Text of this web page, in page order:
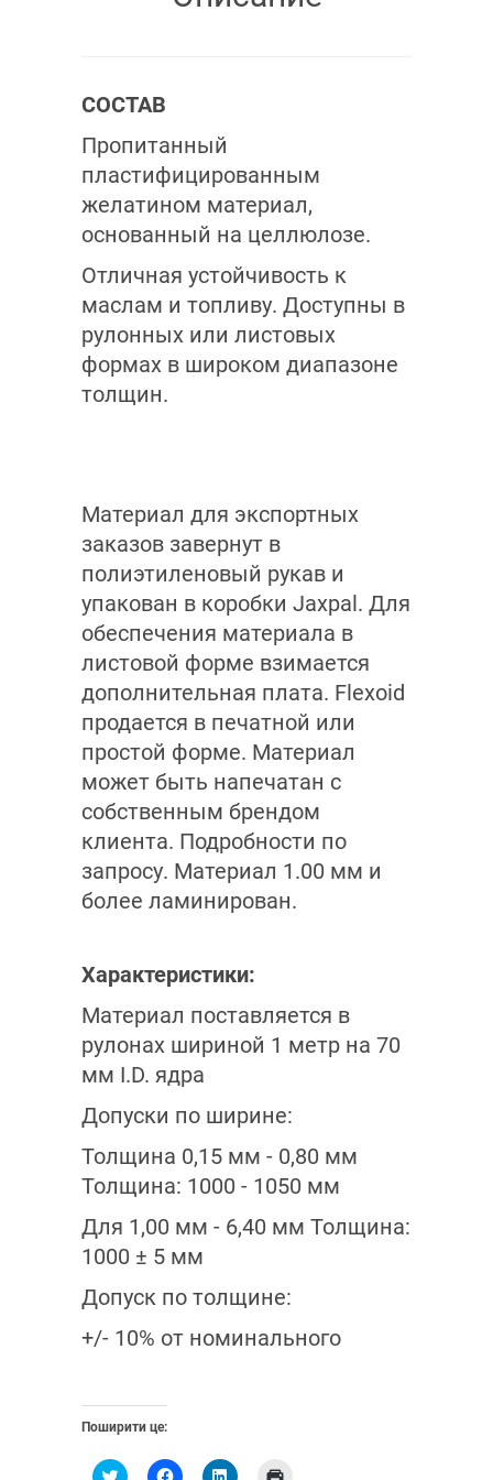
СОСТАВ
Пропитанный
пластифицированным
желатином материал,
основанный на целлюлозе.
Отличная устойчивость к
маслам и топливу. Доступны в
рулонных или листовых
формах в широком диапазоне
толщин.
Материал для экспортных
заказов завернут в
полиэтиленовый рукав и
упакован в коробки Jaxpal. Для
обеспечения материала в
листовой форме взимается
дополнительная плата. Flexoid
продается в печатной или
простой форме. Материал
может быть напечатан с
собственным брендом
клиента. Подробности по
запросу. Материал 1.00 мм и
более ламинирован.
Характеристики:
Материал поставляется в
рулонах шириной 1 метр на 70
мм I.D. ядра
Допуски по ширине:
Толщина 0,15 мм - 0,80 мм
Толщина: 1000 - 1050 мм
Для 1,00 мм - 6,40 мм Толщина:
1000 ± 5 мм
Допуск по толщине:
+/- 10% от номинального
Поширити це:
Н Н Н